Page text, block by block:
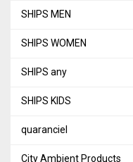
SHIPS MEN
SHIPS WOMEN
SHIPS any
SHIPS KIDS
quaranciel
City Ambient Products